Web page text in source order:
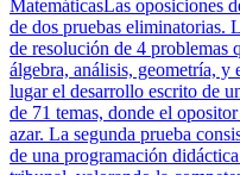
MatemáticasLas oposiciones
de dos pruebas eliminatorias.
de resolución de 4 problemas
álgebra, análisis, geometría,
lugar el desarrollo escrito de
de 71 temas, donde el
azar. La segunda prueba
de una programación